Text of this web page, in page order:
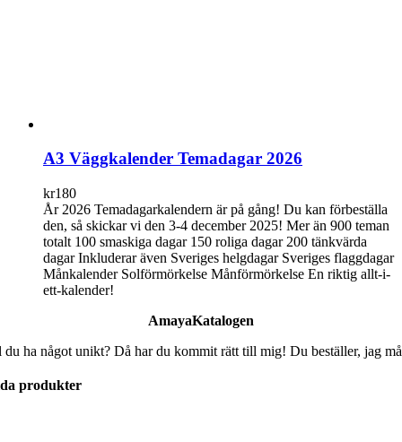
A3 Väggkalender Temadagar 2026
kr180
År 2026 Temadagarkalendern är på gång! Du kan förbeställa
den, så skickar vi den 3-4 december 2025! Mer än 900 teman
totalt 100 smaskiga dagar 150 roliga dagar 200 tänkvärda
dagar Inkluderar även Sveriges helgdagar Sveriges flaggdagar
Månkalender Solförmörkelse Månförmörkelse En riktig allt-i-
ett-kalender!
AmayaKatalogen
ha något unikt? Då har du kommit rätt till mig! Du beställer, jag
produkter